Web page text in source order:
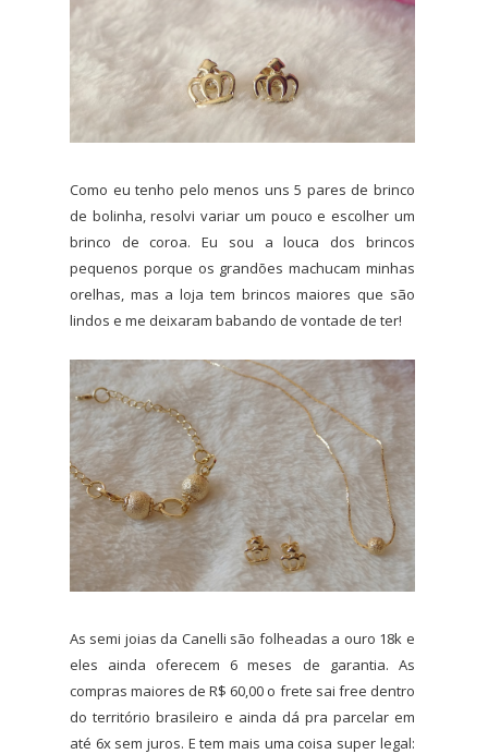
Como eu tenho pelo menos uns 5 pares de brinco
de bolinha, resolvi variar um pouco e escolher um
brinco de coroa. Eu sou a louca dos brincos
pequenos porque os grandões machucam minhas
orelhas, mas a loja tem brincos maiores que são
lindos e me deixaram babando de vontade de ter!
As semi joias da Canelli são folheadas a ouro 18k e
eles ainda oferecem 6 meses de garantia. As
compras maiores de R$ 60,00 o frete sai free dentro
do território brasileiro e ainda dá pra parcelar em
até 6x sem juros. E tem mais uma coisa super legal: